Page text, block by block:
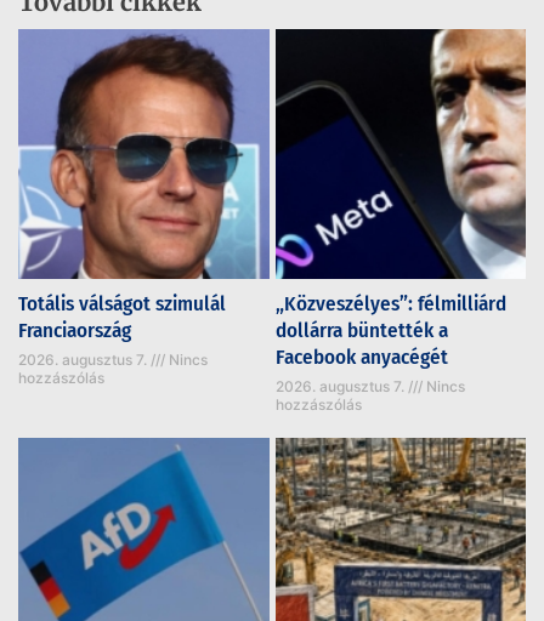
Totális válságot szimulál
Franciaország
2026. augusztus 7.
Nincs
hozzászólás
„Közveszélyes”: félmilliárd
dollárra büntették a
Facebook anyacégét
2026. augusztus 7.
Nincs
hozzászólás